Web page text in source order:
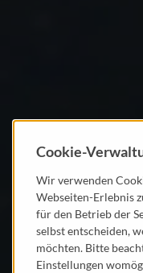
Cookie-
Wir verwenden
Webseiten-Erlebnis
für den Betrieb der
selbst entscheiden,
möchten. Bitte
Einstellungen